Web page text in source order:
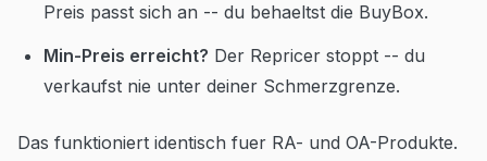
Preis passt sich an -- du behaeltst die BuyBox.
Min-Preis erreicht? Der Repricer stoppt -- du
verkaufst nie unter deiner Schmerzgrenze.
Das funktioniert identisch fuer RA- und OA-Produkte.